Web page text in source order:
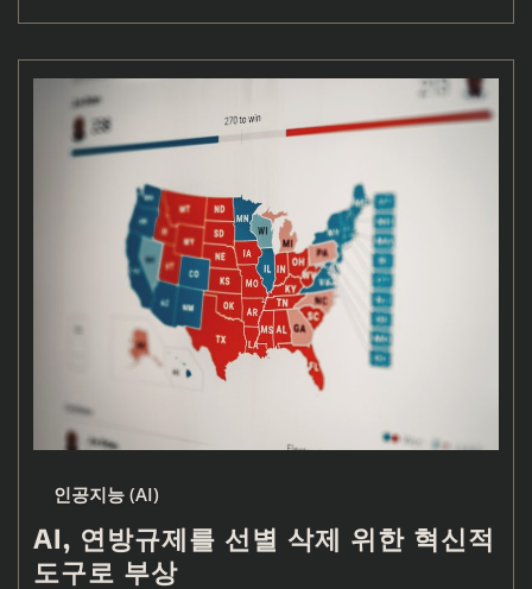
인공지능 (AI)
AI, 연방규제를 선별 삭제 위한 혁신적
도구로 부상